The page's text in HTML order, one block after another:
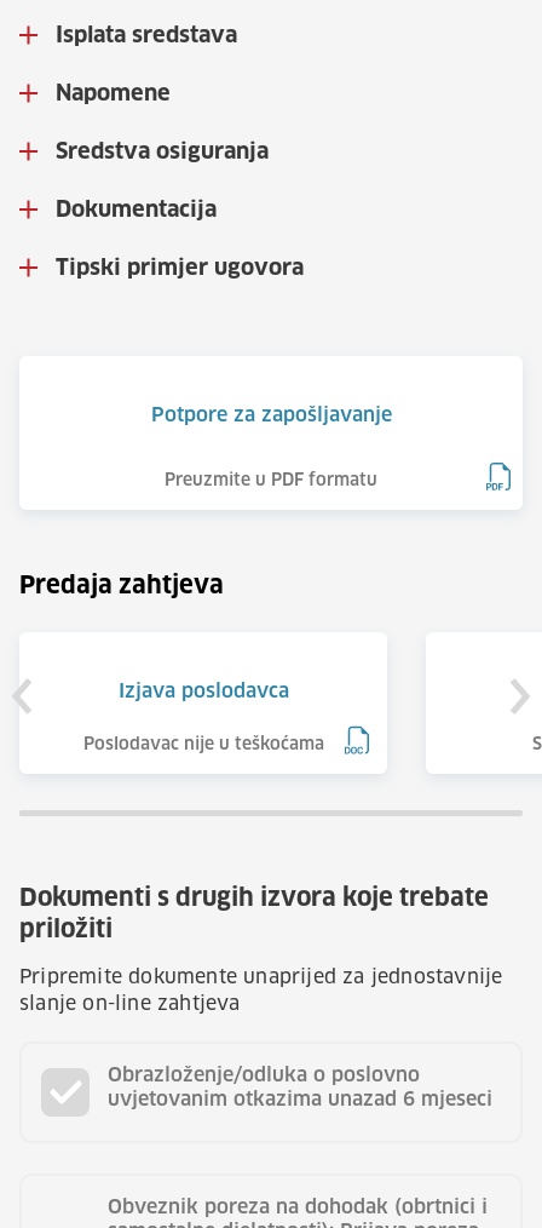
Isplata sredstava
Napomene
Sredstva osiguranja
Dokumentacija
Tipski primjer ugovora
Potpore za zapošljavanje
Preuzmite u PDF formatu
Predaja zahtjeva
Izjava poslodavca
Poslodavac nije u teškoćama
Dokumenti s drugih izvora koje trebate
priložiti
Pripremite dokumente unaprijed za jednostavnije
slanje on-line zahtjeva
Obrazloženje/odluka o poslovno
uvjetovanim otkazima unazad 6 mjeseci
Obveznik poreza na dohodak (obrtnici i